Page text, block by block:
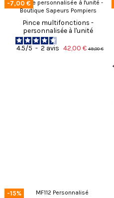
-7,00 €
Pince multifonctions -
personnalisée à l'unité
4.5/5 - 2 avis 42,00 €49,00 €
-15%